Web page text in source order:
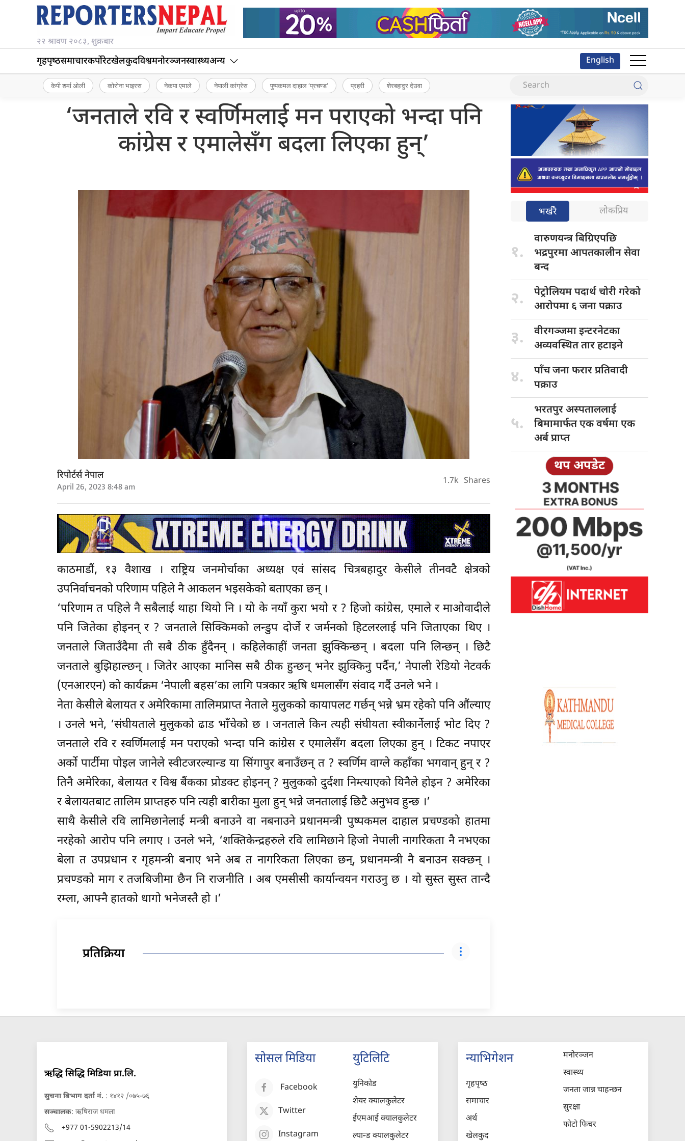
२२ श्रावण २०८३, शुक्रबार
गृहपृष्‍ठसमाचारकर्पोरेटखेलकुदविश्वमनोरञ्जनस्वास्थ्यअन्य English
केपी शर्मा ओली कोरोना भाइरस नेकपा एमाले नेपाली कांग्रेस पुष्पकमल दाहाल ‘प्रचण्ड’ प्रहरी शेरबहादुर देउवा
‘जनताले रवि र स्वर्णिमलाई मन पराएको भन्दा पनि
कांग्रेस र एमालेसँग बदला लिएका हुन्’
रिपोर्टर्स नेपाल
April 26, 2023 8:48 am 1.7k Shares
काठमाडौं, १३ वैशाख । राष्ट्रिय जनमोर्चाका अध्यक्ष एवं सांसद चित्रबहादुर केसीले तीनवटै क्षेत्रको
उपनिर्वाचनको परिणाम पहिले नै आकलन भइसकेको बताएका छन् ।
‘परिणाम त पहिले नै सबैलाई थाहा थियो नि । यो के नयाँ कुरा भयो र ? हिजो कांग्रेस, एमाले र माओवादीले
पनि जितेका होइनन् र ? जनताले सिक्किमको लन्डुप दोर्जे र जर्मनको हिटलरलाई पनि जिताएका थिए ।
जनताले जिताउँदैमा ती सबै ठीक हुँदैनन् । कहिलेकाहीं जनता झुक्किन्छन् । बदला पनि लिन्छन् । छिटै
जनताले बुझिहाल्छन् । जितेर आएका मानिस सबै ठीक हुन्छन् भनेर झुक्किनु पर्दैन,’ नेपाली रेडियो नेटवर्क
(एनआरएन) को कार्यक्रम ‘नेपाली बहस’का लागि पत्रकार ऋषि धमलासँग संवाद गर्दै उनले भने ।
नेता केसीले बेलायत र अमेरिकामा तालिमप्राप्त नेताले मुलुकको कायापलट गर्छन् भन्ने भ्रम रहेको पनि औंल्याए
। उनले भने, ‘संघीयताले मुलुकको ढाड भाँचेको छ । जनताले किन त्यही संघीयता स्वीकार्नेलाई भोट दिए ?
जनताले रवि र स्वर्णिमलाई मन पराएको भन्दा पनि कांग्रेस र एमालेसँग बदला लिएका हुन् । टिकट नपाएर
अर्को पार्टीमा पोइल जानेले स्वीटजरल्यान्ड या सिंगापुर बनाउँछन् त ? स्वर्णिम वाग्ले कहाँका भगवान् हुन् र ?
तिनै अमेरिका, बेलायत र विश्व बैंकका प्रोडक्ट होइनन् ? मुलुकको दुर्दशा निम्त्याएको यिनैले होइन ? अमेरिका
र बेलायतबाट तालिम प्राप्तहरु पनि त्यही बारीका मुला हुन् भन्ने जनतालाई छिटै अनुभव हुन्छ ।’
साथै केसीले रवि लामिछानेलाई मन्त्री बनाउने वा नबनाउने प्रधानमन्त्री पुष्पकमल दाहाल प्रचण्डको हातमा
नरहेको आरोप पनि लगाए । उनले भने, ‘शक्तिकेन्द्रहरुले रवि लामिछाने हिजो नेपाली नागरिकता नै नभएका
बेला त उपप्रधान र गृहमन्त्री बनाए भने अब त नागरिकता लिएका छन्, प्रधानमन्त्री नै बनाउन सक्छन् ।
प्रचण्डको माग र तजबिजीमा छैन नि राजनीति । अब एमसीसी कार्यान्वयन गराउनु छ । यो सुस्त सुस्त तान्दै
रम्ला, आफ्नै हातको धागो भनेजस्तै हो ।’
प्रतिक्रिया
भर्खरै लोकप्रिय
१.
वारुणयन्त्र बिग्रिएपछि
भद्रपुरमा आपतकालीन सेवा
बन्द
२. पेट्रोलियम पदार्थचोरी गरेको
आरोपमा ६ जना पक्राउ
३.
वीरगञ्जमा इन्टरनेटका
अव्यवस्थित तार हटाइने
४. पाँच जनाफरार प्रतिवादी
पक्राउ
५.
भरतपुर अस्पताललाई
बिमामार्फत एक वर्षमा एक
अर्ब प्राप्त
थप अपडेट
ऋद्धि सिद्धि मिडिया प्रा.लि.
सुचना बिभाग दर्ता नं. : १४१२ /०७५-७६
सञ्चालक: ऋषिराज धमला
+977 01-5902213/14
सोसल मिडिया
Facebook
Twitter
Instagram
युटिलिटि
युनिकोड
शेयर क्यालकुलेटर
ईएमआई क्यालकुलेटर
ल्यान्ड क्यालकुलेटर
न्याभिगेशन
गृहपृष्‍ठ
समाचार
अर्थ
खेलकुद
मनोरञ्जन
स्वास्थ्य
जनता जान्न चाहन्छन
सुरक्षा
फोटो फिचर